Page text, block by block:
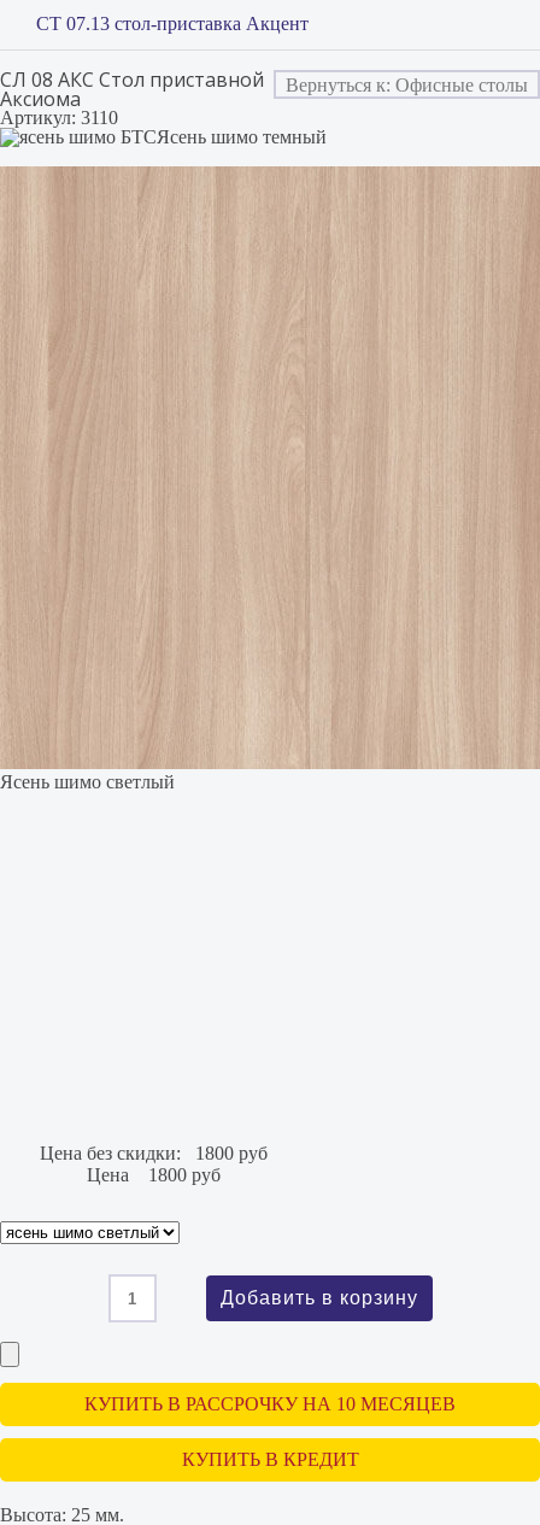
СТ 07.13 стол-приставка Акцент
Вернуться к: Офисные столы
СЛ 08 АКС Стол приставной
Аксиома
Артикул: 3110
Ясень шимо темный
Ясень шимо светлый
Цена без скидки:
1800 руб
Цена
1800 руб
КУПИТЬ В РАССРОЧКУ НА 10 МЕСЯЦЕВ
КУПИТЬ В КРЕДИТ
Высота: 25 мм.